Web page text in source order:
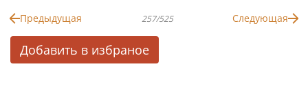
Предыдущая 257/525 Следующая
Добавить в избраное